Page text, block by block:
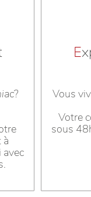
?
à
avec
E
Vous
Votre
sous